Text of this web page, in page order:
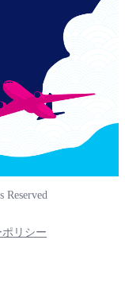
Reserved
リシー